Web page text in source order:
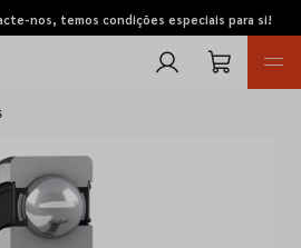
nos, temos condições especiais para si!